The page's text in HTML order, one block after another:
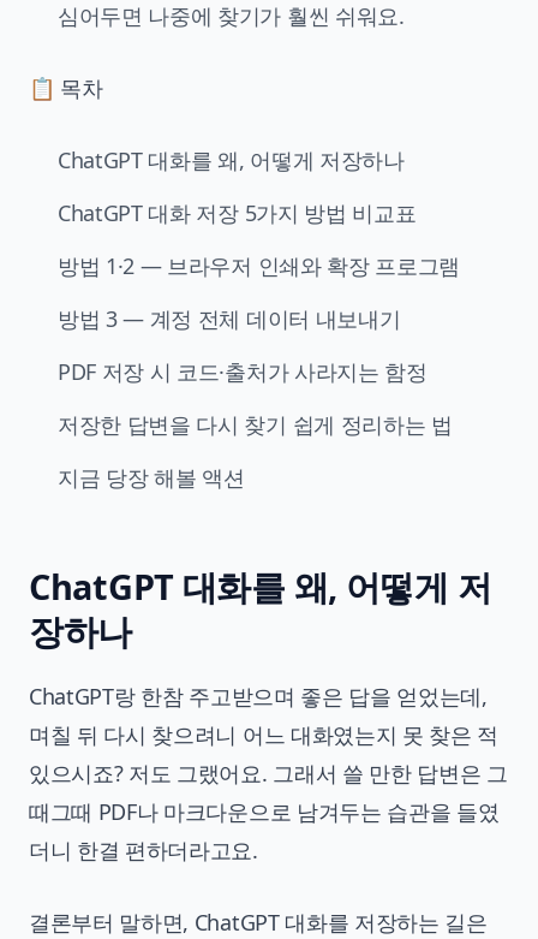
심어두면 나중에 찾기가 훨씬 쉬워요.
📋 목차
ChatGPT 대화를 왜, 어떻게 저장하나
ChatGPT 대화 저장 5가지 방법 비교표
방법 1·2 — 브라우저 인쇄와 확장 프로그램
방법 3 — 계정 전체 데이터 내보내기
PDF 저장 시 코드·출처가 사라지는 함정
저장한 답변을 다시 찾기 쉽게 정리하는 법
지금 당장 해볼 액션
ChatGPT 대화를 왜, 어떻게 저
장하나
ChatGPT랑 한참 주고받으며 좋은 답을 얻었는데,
며칠 뒤 다시 찾으려니 어느 대화였는지 못 찾은 적
있으시죠? 저도 그랬어요. 그래서 쓸 만한 답변은 그
때그때 PDF나 마크다운으로 남겨두는 습관을 들였
더니 한결 편하더라고요.
결론부터 말하면, ChatGPT 대화를 저장하는 길은